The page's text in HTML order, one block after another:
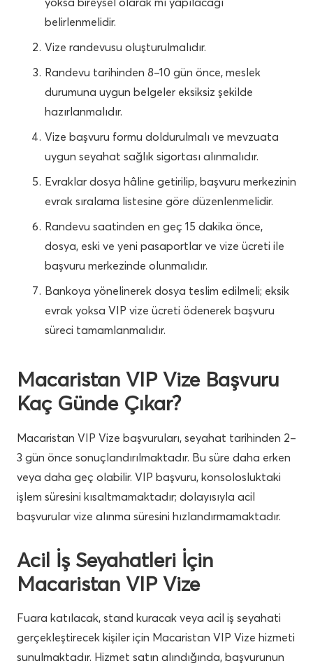
belirlenmelidir.
Vize randevusu oluşturulmalıdır.
Randevu tarihinden 8–10 gün önce, meslek
durumuna uygun belgeler eksiksiz şekilde
hazırlanmalıdır.
Vize başvuru formu doldurulmalı ve mevzuata
uygun seyahat sağlık sigortası alınmalıdır.
Evraklar dosya hâline getirilip, başvuru merkezinin
evrak sıralama listesine göre düzenlenmelidir.
Randevu saatinden en geç 15 dakika önce,
dosya, eski ve yeni pasaportlar ve vize ücreti ile
başvuru merkezinde olunmalıdır.
Bankoya yönelinerek dosya teslim edilmeli; eksik
evrak yoksa VIP vize ücreti ödenerek başvuru
süreci tamamlanmalıdır.
Macaristan VIP Vize Başvuru
Kaç Günde Çıkar?
Macaristan VIP Vize başvuruları, seyahat tarihinden 2–
3 gün önce sonuçlandırılmaktadır. Bu süre daha erken
veya daha geç olabilir. VIP başvuru, konsolosluktaki
işlem süresini kısaltmamaktadır; dolayısıyla acil
başvurular vize alınma süresini hızlandırmamaktadır.
Acil İş Seyahatleri İçin
Macaristan VIP Vize
Fuara katılacak, stand kuracak veya acil iş seyahati
gerçekleştirecek kişiler için Macaristan VIP Vize hizmeti
sunulmaktadır. Hizmet satın alındığında, başvurunun